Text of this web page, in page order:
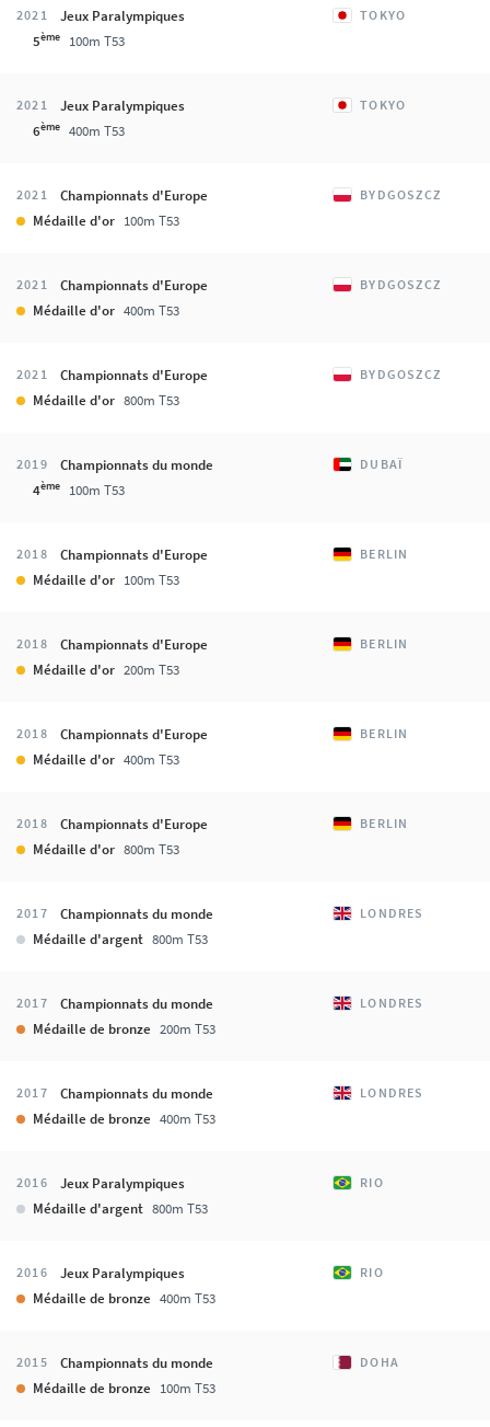
2021 Jeux Paralympiques TOKYO
5ème 100m T53
2021 Jeux Paralympiques TOKYO
6ème 400m T53
2021 Championnats d'Europe BYDGOSZCZ
Médaille d'or 100m T53
2021 Championnats d'Europe BYDGOSZCZ
Médaille d'or 400m T53
2021 Championnats d'Europe BYDGOSZCZ
Médaille d'or 800m T53
2019 Championnats du monde DUBAÏ
4ème 100m T53
2018 Championnats d'Europe BERLIN
Médaille d'or 100m T53
2018 Championnats d'Europe BERLIN
Médaille d'or 200m T53
2018 Championnats d'Europe BERLIN
Médaille d'or 400m T53
2018 Championnats d'Europe BERLIN
Médaille d'or 800m T53
2017 Championnats du monde LONDRES
Médaille d'argent 800m T53
2017 Championnats du monde LONDRES
Médaille de bronze 200m T53
2017 Championnats du monde LONDRES
Médaille de bronze 400m T53
2016 Jeux Paralympiques RIO
Médaille d'argent 800m T53
2016 Jeux Paralympiques RIO
Médaille de bronze 400m T53
2015 Championnats du monde DOHA
Médaille de bronze 100m T53